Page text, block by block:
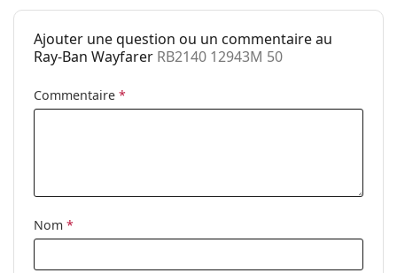
Code:
RB2140 12943M 50
correction:
Ajouter une question ou un commentaire au
Ray-Ban Wayfarer RB2140 12943M 50
Commentaire *
Nom *